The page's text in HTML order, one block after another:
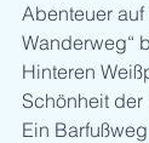
Abenteuer auf
Wanderweg“
Hinteren
Schönheit der
Ein